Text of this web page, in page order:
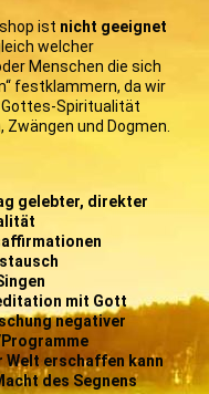
ist nicht geeignet
welcher
Menschen die sich
festklammern, da wir
Gottes-Spiritualität
und Dogmen.
gelebter, direkter
mit Gott
negativer
Welt erschaffen kann
des Segnens